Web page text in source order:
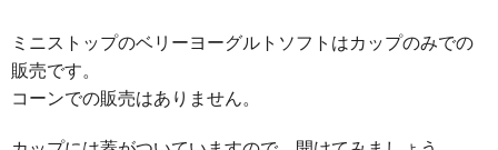
ミニストップのベリーヨーグルトソフトはカップのみでの
販売です。
コーンでの販売はありません。